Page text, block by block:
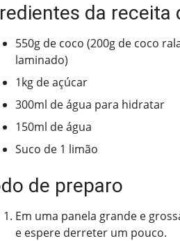
da receita
550g de coco (200g de coco
laminado)
1kg de açúcar
300ml de água para hidratar
150ml de água
Suco de 1 limão
de preparo
Em uma panela grande e
e espere derreter um pouco.